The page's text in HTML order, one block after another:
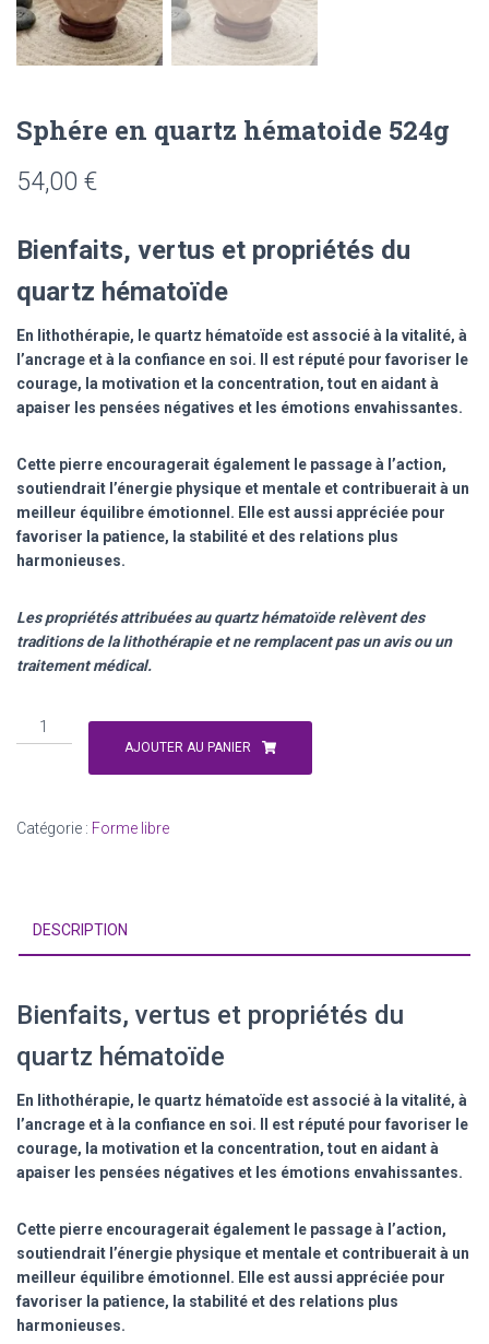
Sphére en quartz hématoide 524g
54,00 €
Bienfaits, vertus et propriétés du
quartz hématoïde
En lithothérapie, le quartz hématoïde est associé à la vitalité, à
l’ancrage et à la confiance en soi. Il est réputé pour favoriser le
courage, la motivation et la concentration, tout en aidant à
apaiser les pensées négatives et les émotions envahissantes.
Cette pierre encouragerait également le passage à l’action,
soutiendrait l’énergie physique et mentale et contribuerait à un
meilleur équilibre émotionnel. Elle est aussi appréciée pour
favoriser la patience, la stabilité et des relations plus
harmonieuses.
Les propriétés attribuées au quartz hématoïde relèvent des
traditions de la lithothérapie et ne remplacent pas un avis ou un
traitement médical.
quantité
de
hématoide
AJOUTER AU PANIER
Catégorie : Forme libre
DESCRIPTION
Bienfaits, vertus et propriétés du
quartz hématoïde
En lithothérapie, le quartz hématoïde est associé à la vitalité, à
l’ancrage et à la confiance en soi. Il est réputé pour favoriser le
courage, la motivation et la concentration, tout en aidant à
apaiser les pensées négatives et les émotions envahissantes.
Cette pierre encouragerait également le passage à l’action,
soutiendrait l’énergie physique et mentale et contribuerait à un
meilleur équilibre émotionnel. Elle est aussi appréciée pour
favoriser la patience, la stabilité et des relations plus
harmonieuses.